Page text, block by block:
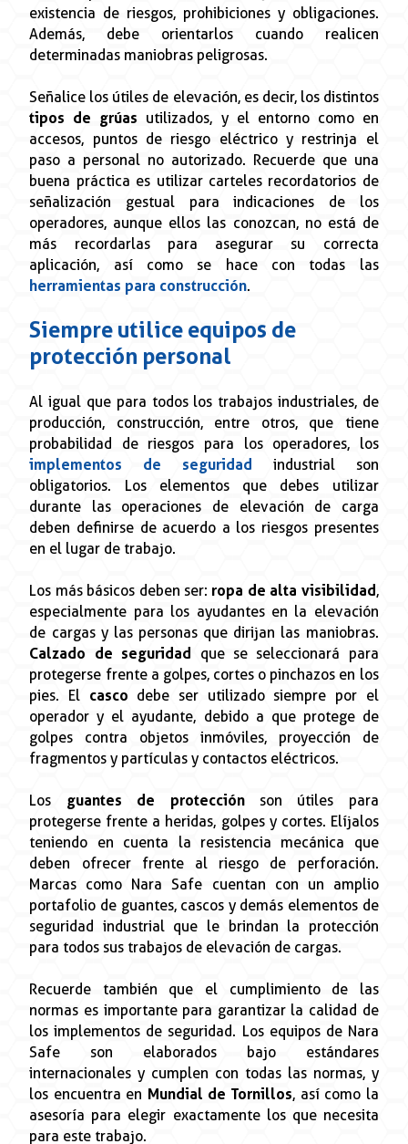
existencia de riesgos, prohibiciones y obligaciones.
Además, debe orientarlos cuando realicen
determinadas maniobras peligrosas.
Señalice los útiles de elevación, es decir, los distintos
tipos de grúas utilizados, y el entorno como en
accesos, puntos de riesgo eléctrico y restrinja el
paso a personal no autorizado. Recuerde que una
buena práctica es utilizar carteles recordatorios de
señalización gestual para indicaciones de los
operadores, aunque ellos las conozcan, no está de
más recordarlas para asegurar su correcta
aplicación, así como se hace con todas las
herramientas para construcción.
Siempre utilice equipos de
protección personal
Al igual que para todos los trabajos industriales, de
producción, construcción, entre otros, que tiene
probabilidad de riesgos para los operadores, los
implementos de seguridad industrial son
obligatorios. Los elementos que debes utilizar
durante las operaciones de elevación de carga
deben definirse de acuerdo a los riesgos presentes
en el lugar de trabajo.
Los más básicos deben ser: ropa de alta visibilidad,
especialmente para los ayudantes en la elevación
de cargas y las personas que dirijan las maniobras.
Calzado de seguridad que se seleccionará para
protegerse frente a golpes, cortes o pinchazos en los
pies. El casco debe ser utilizado siempre por el
operador y el ayudante, debido a que protege de
golpes contra objetos inmóviles, proyección de
fragmentos y partículas y contactos eléctricos.
Los guantes de protecciónson útiles para
protegerse frente a heridas, golpes y cortes. Elíjalos
teniendo en cuenta la resistencia mecánica que
deben ofrecer frente al riesgo de perforación.
Marcas como Nara Safe cuentan con un amplio
portafolio de guantes, cascos y demás elementos de
seguridad industrial que le brindan la protección
para todos sus trabajos de elevación de cargas.
Recuerde también que el cumplimiento de las
normas es importante para garantizar la calidad de
los implementos de seguridad. Los equipos de Nara
Safe son elaborados bajo estándares
internacionales y cumplen con todas las normas, y
los encuentra en Mundial de Tornillos, así como la
asesoría para elegir exactamente los que necesita
para este trabajo.